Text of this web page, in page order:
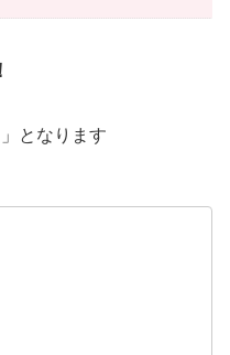
となります